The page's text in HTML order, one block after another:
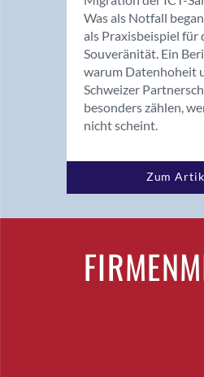
Was als Notfall
als Praxisbeispiel für
Souveränität. Ein
warum Datenhoheit
Schweizer
besonders zählen,
nicht scheint.
Zum